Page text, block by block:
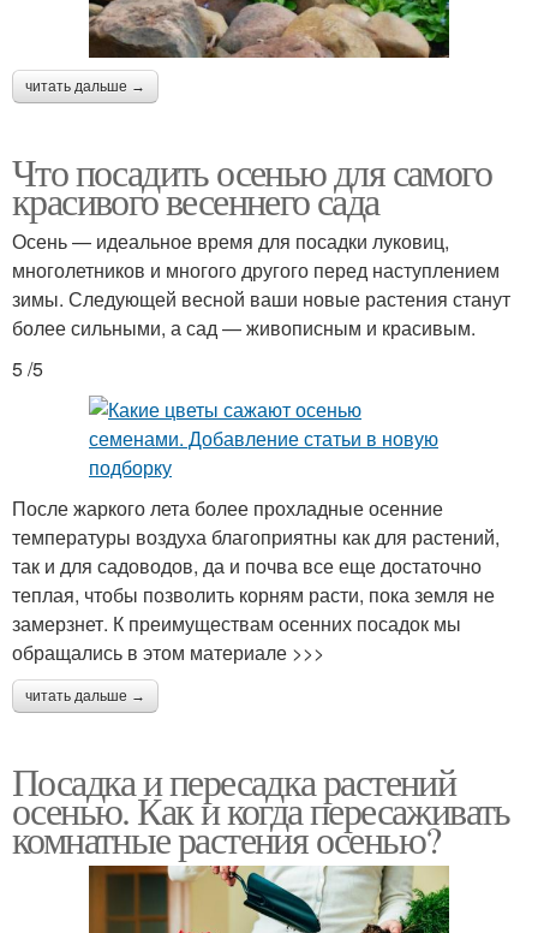
читать дальше →
Что посадить осенью для самого
красивого весеннего сада
Осень — идеальное время для посадки луковиц,
многолетников и многого другого перед наступлением
зимы. Следующей весной ваши новые растения станут
более сильными, а сад — живописным и красивым.
5 /5
После жаркого лета более прохладные осенние
температуры воздуха благоприятны как для растений,
так и для садоводов, да и почва все еще достаточно
теплая, чтобы позволить корням расти, пока земля не
замерзнет. К преимуществам осенних посадок мы
обращались в этом материале >>>
читать дальше →
Посадка и пересадка растений
осенью. Как и когда пересаживать
комнатные растения осенью?